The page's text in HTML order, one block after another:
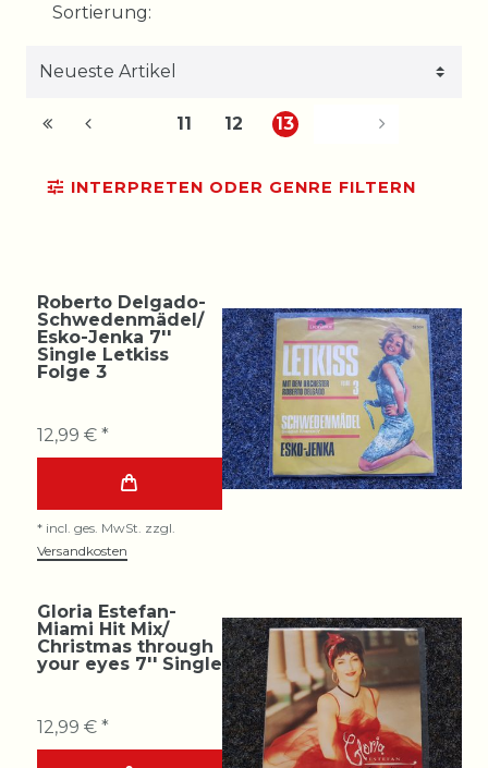
Sortierung:
11 12 13
INTERPRETEN ODER GENRE FILTERN
Roberto Delgado-
Schwedenmädel/
Esko-Jenka 7''
Single Letkiss
Folge 3
12,99 € *
* incl. ges. MwSt. zzgl.
Versandkosten
Gloria Estefan-
Miami Hit Mix/
Christmas through
your eyes 7'' Single
12,99 € *